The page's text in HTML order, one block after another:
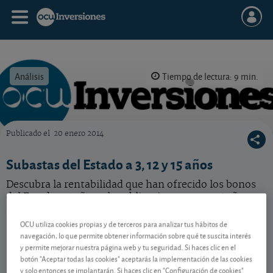
Análisis Tiempo de lectura: 9 min.
Publicado el 20 enero 2014
Subastas del Estado a 3, 12 y 15 años
Descubra la rentabilidad que han ofrecido los bonos
del Estado a 5 años y las obligaciones a 12 y 15 años en
Contenido reservado a SOCIOS
OCU utiliza cookies propias y de terceros para analizar tus hábitos de
navegación, lo que permite obtener información sobre qué te suscita interés
y permite mejorar nuestra página web y tu seguridad. Si haces clic en el
botón "Aceptar todas las cookies" aceptarás la implementación de las cookies
y solo entonces se implantarán. Si haces clic en "Configuración de cookies"